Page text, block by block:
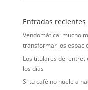
Entradas recientes
Vendomática: mucho
transformar los
Los titulares del
los días
Si tu café no huele a